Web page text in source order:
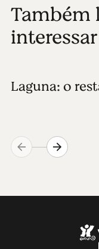
Também
interessar
Laguna: o